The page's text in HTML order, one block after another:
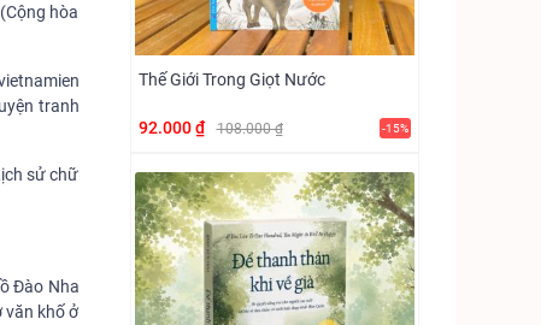
hòa
tranh
sử chữ
Đào Nha
văn khố ở
Thế Giới Trong Giọt Nước
92.000 ₫ 108.000 ₫ -15%